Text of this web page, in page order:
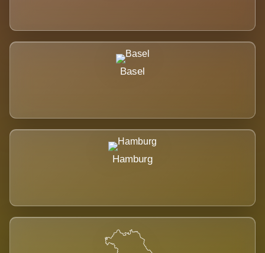
Basel
Hamburg